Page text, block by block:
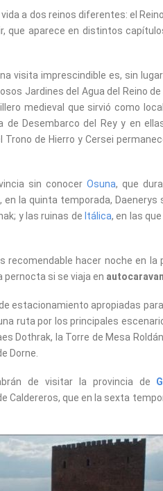
a dos reinos diferentes: el
que aparece en distintos
visita imprescindible es, sin
Jardines del Agua del Reino
medieval que sirvió como
Desembarco del Rey y en
de Hierro y Cersei
sin conocer Osuna, que
en la quinta temporada,
y las ruinas de Itálica, en las
hacer noche en la
pernocta si se viaja en
estacionamiento apropiadas para
ruta por los principales
Dothrak, la Torre de Mesa
Dorne.
de visitar la provincia de
Caldereros, que en la sexta